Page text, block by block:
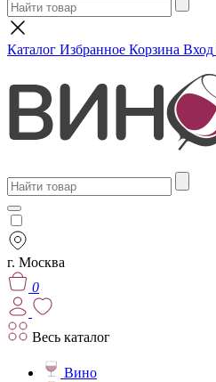
Каталог Избранное Корзина Вход
г. Москва
0
Весь каталог
Вино